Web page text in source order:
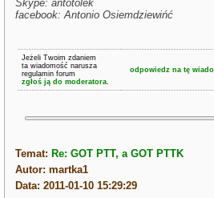
Skype: antotolek
facebook: Antonio Osiemdziewińć
Jeżeli Twoim zdaniem
ta wiadomość narusza
regulamin forum
zgłoś ją do moderatora.
odpowiedz na tę
Temat: Re: GOT PTT, a GOT PTTK
Autor: martka1
Data: 2011-01-10 15:29:29